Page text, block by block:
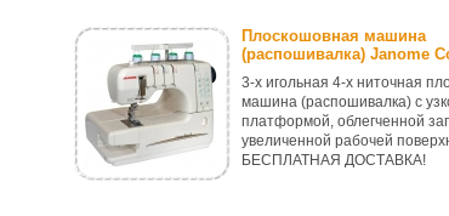
Плоскошовная машина
(распошивалка) Janome
3-х игольная 4-х ниточная
машина (распошивалка) с
платформой, облегченной
увеличенной рабочей
БЕСПЛАТНАЯ ДОСТАВКА!